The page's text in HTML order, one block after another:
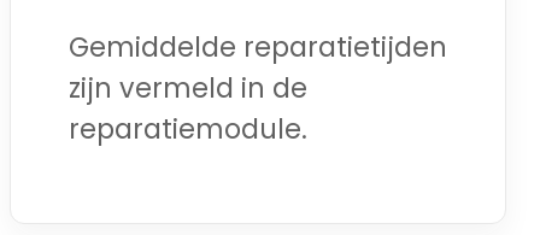
Gemiddelde reparatietijden
zijn vermeld in de
reparatiemodule.